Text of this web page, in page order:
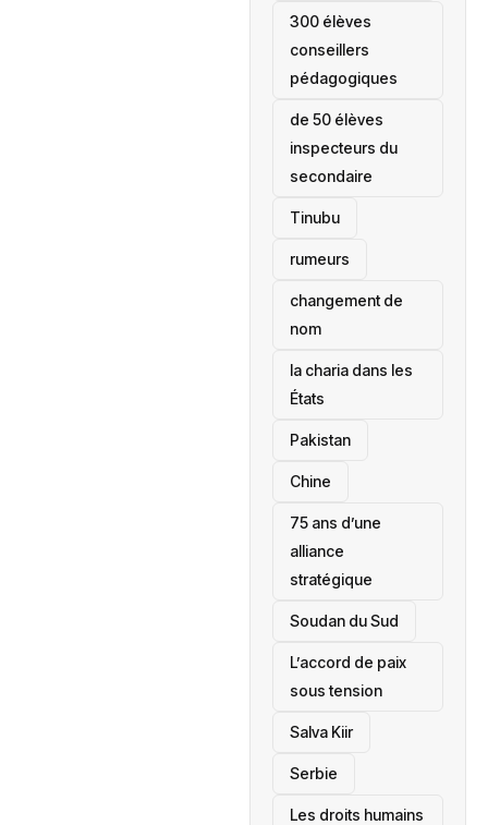
300 élèves
conseillers
pédagogiques
de 50 élèves
inspecteurs du
secondaire
Tinubu
rumeurs
changement de
nom
la charia dans les
États
‎Pakistan
Chine
75 ans d’une
alliance
stratégique
‎Soudan du Sud
L’accord de paix
sous tension
Salva Kiir
‎Serbie
Les droits humains